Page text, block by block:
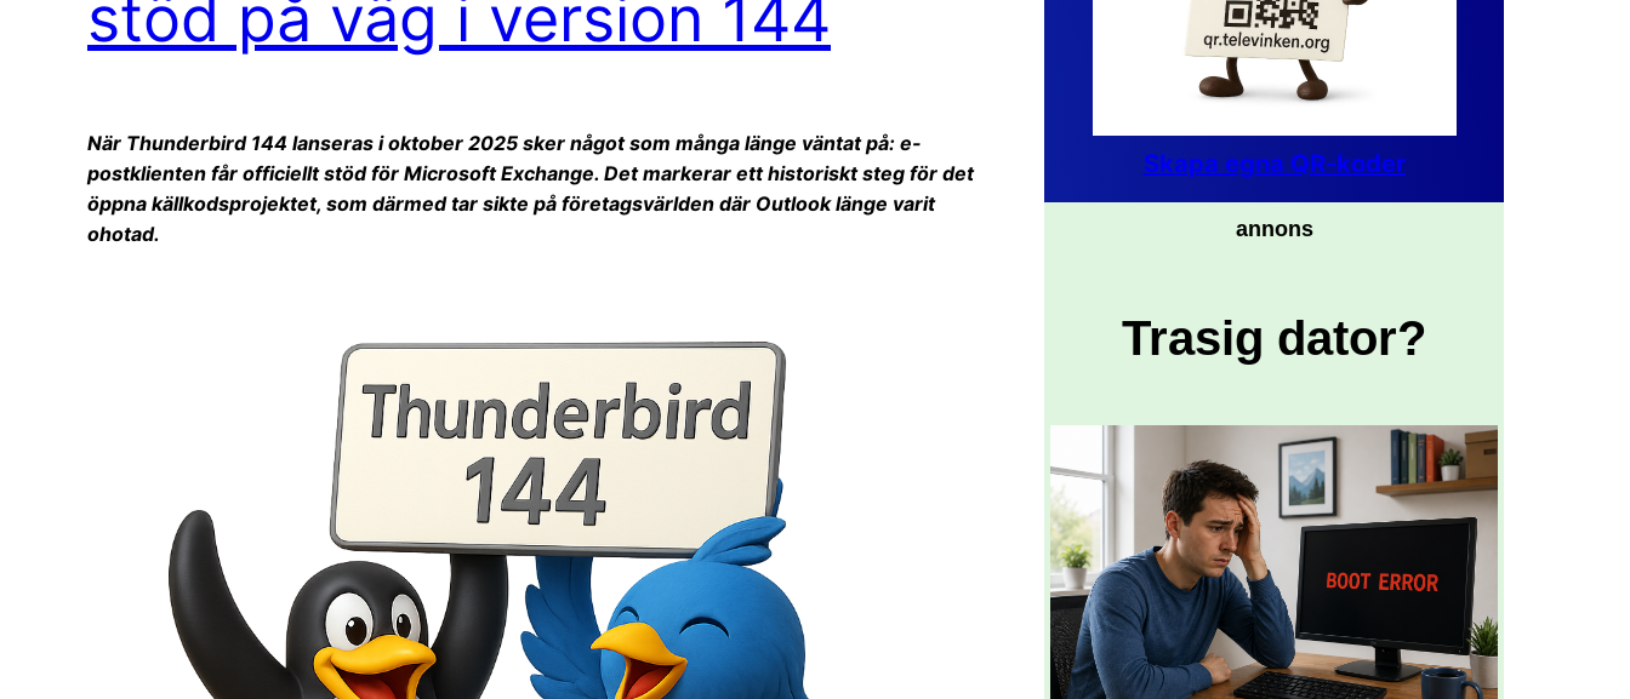
stöd på väg i version 144
När Thunderbird 144 lanseras i oktober 2025 sker något som många länge väntat på: e-
postklienten får officiellt stöd för Microsoft Exchange. Det markerar ett historiskt steg för det
öppna källkodsprojektet, som därmed tar sikte på företagsvärlden där Outlook länge varit
ohotad.
Skapa egna QR-koder
annons
Trasig dator?